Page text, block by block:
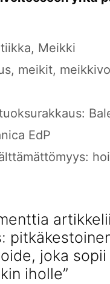
, Meikki
, meikit,
EdP
joka sopii
iholle”